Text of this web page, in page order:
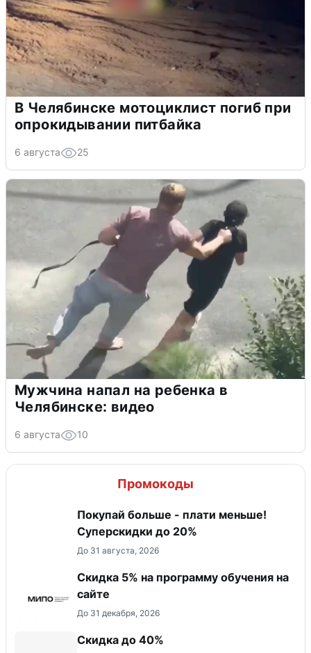
В Челябинске мотоциклист погиб при
опрокидывании питбайка
6 августа 25
Мужчина напал на ребенка в
Челябинске: видео
6 августа 10
Промокоды
Покупай больше - плати меньше!
Суперскидки до 20%
До 31 августа, 2026
Скидка 5% на программу обучения на
сайте
До 31 декабря, 2026
Скидка до 40%